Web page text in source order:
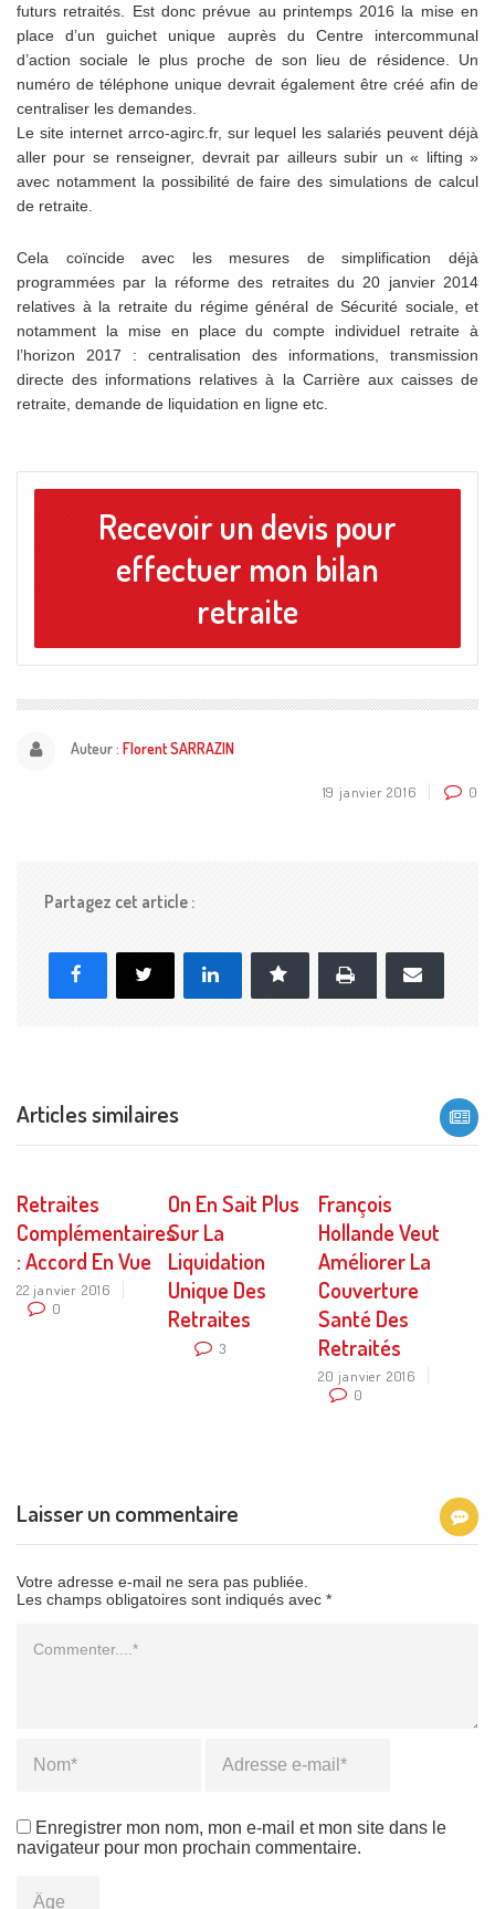
futurs retraités. Est donc prévue au printemps 2016 la mise en
place d’un guichet unique auprès du Centre intercommunal
d’action sociale le plus proche de son lieu de résidence. Un
numéro de téléphone unique devrait également être créé afin de
centraliser les demandes.
Le site internet arrco-agirc.fr, sur lequel les salariés peuvent déjà
aller pour se renseigner, devrait par ailleurs subir un « lifting »
avec notamment la possibilité de faire des simulations de calcul
de retraite.
Cela coïncide avec les mesures de simplification déjà
programmées par la réforme des retraites du 20 janvier 2014
relatives à la retraite du régime général de Sécurité sociale, et
notamment la mise en place du compte individuel retraite à
l’horizon 2017 : centralisation des informations, transmission
directe des informations relatives à la Carrière aux caisses de
retraite, demande de liquidation en ligne etc.
Recevoir un devis pour
effectuer mon bilan
retraite
Auteur : Florent SARRAZIN
19 janvier 2016 0
Partagez cet article :
Facebook LinkedIn Marque-page
Imprimer
mail
Articles similaires
Retraites
Complémentaires
: Accord En Vue
22 janvier 2016
0
On En Sait Plus
Sur La
Liquidation
Unique Des
Retraites
3
François
Hollande Veut
Améliorer La
Couverture
Santé Des
Retraités
20 janvier 2016
0
Laisser un commentaire
Votre adresse e-mail ne sera pas publiée.
Les champs obligatoires sont indiqués avec *
Enregistrer mon nom, mon e-mail et mon site dans le
navigateur pour mon prochain commentaire.